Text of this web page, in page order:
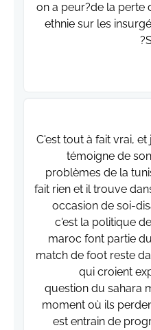
on a peur?de la perte
ethnie sur les
C'est tout à fait vrai,
témoigne de
problèmes de la
fait rien et il trouve
occasion de soi-
c'est la politique
maroc font partie
match de foot reste
qui croient
question du sahara
moment où ils
est entrain de